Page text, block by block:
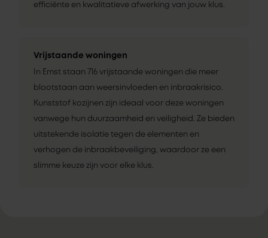
efficiënte en kwalitatieve afwerking van jouw klus.
Vrijstaande woningen
In Emst staan 716 vrijstaande woningen die meer
blootstaan aan weersinvloeden en inbraakrisico.
Kunststof kozijnen zijn ideaal voor deze woningen
vanwege hun duurzaamheid en veiligheid. Ze bieden
uitstekende isolatie tegen de elementen en
verhogen de inbraakbeveiliging, waardoor ze een
slimme keuze zijn voor elke klus.